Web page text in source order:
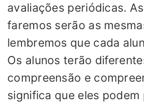
avaliações periódicas.
faremos serão as
lembremos que cada
Os alunos terão
compreensão e
significa que eles